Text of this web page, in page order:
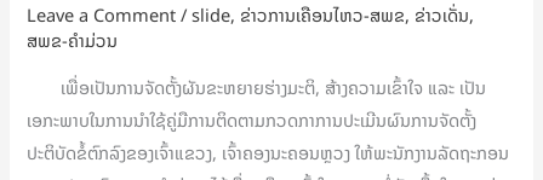
Leave a Comment/slide, ຂ່າວການເຄືອນໄຫວ-ສພຂ, ຂ່າວເດັ່ນ,
ສພຂ-ຄໍາມ່ວນ
ເພື່ອເປັນການຈັດຕັ້ງຜັນຂະຫຍາຍຮ່າງມະຕິ, ສ້າງຄວາມເຂົ້າໃຈ ແລະ ເປັນ
ເອກະພາບໃນການນໍາໃຊ້ຄູ່ມືການຕິດຕາມກວດກາການປະເມີນຜົນການຈັດຕັ້ງ
ປະຕິບັດຂໍ້ຕົກລົງຂອງເຈົ້າແຂວງ, ເຈົ້າຄອງນະຄອນຫຼວງ ໃຫ້ພະນັກງານລັດຖະກອນ
ຄູ່ມື
ຕິດຕາມ
ກວດ
ກາ